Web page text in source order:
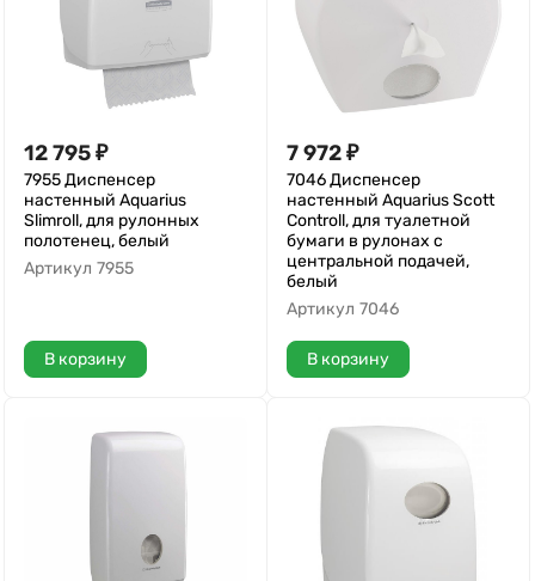
12 795₽
7955 Диспенсер
настенный Aquarius
Slimroll, для рулонных
полотенец, белый
Артикул 7955
В корзину
7 972₽
7046 Диспенсер
настенный Aquarius Scott
Controll, для туалетной
бумаги в рулонах с
центральной подачей,
белый
Артикул 7046
В корзину